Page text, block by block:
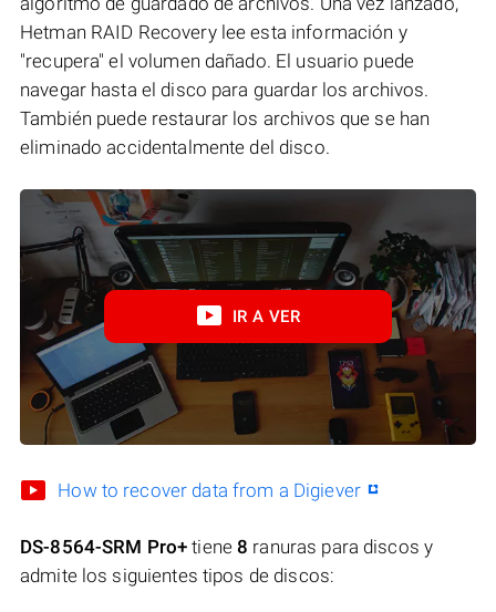
Hetman RAID Recovery lee esta información y
"recupera" el volumen dañado. El usuario puede
navegar hasta el disco para guardar los archivos.
También puede restaurar los archivos que se han
eliminado accidentalmente del disco.
IR A VER
How to recover data from a Digiever
DS-8564-SRM Pro+ tiene8 ranuras para discos y
admite los siguientes tipos de discos: